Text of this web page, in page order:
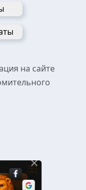
на сайте
×